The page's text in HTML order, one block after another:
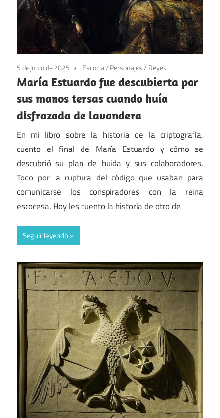
5 de junio de 2025 Escocia/ Personajes/ Reyes
María Estuardo fue descubierta por
sus manos tersas cuando huía
disfrazada de lavandera
En mi libro sobre la historia de la criptografía,
cuento el final de María Estuardo y cómo se
descubrió su plan de huida y sus colaboradores.
Todo por la ruptura del código que usaban para
comunicarse los conspiradores con la reina
escocesa. Hoy les cuento la historia de otro de
Seguir leyendo